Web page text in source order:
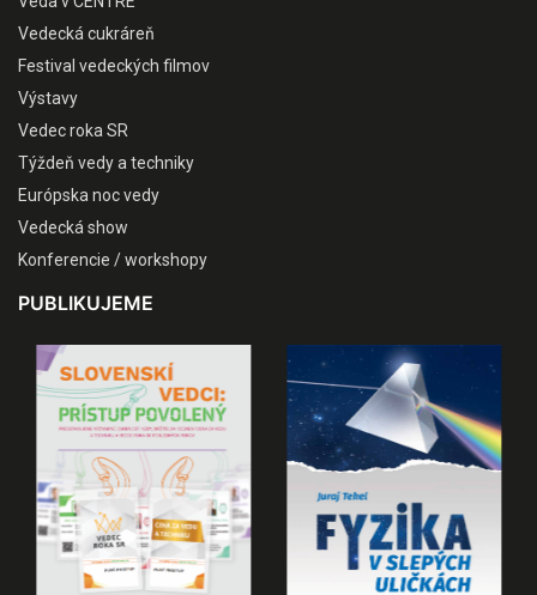
Vedecká cukráreň
Festival vedeckých filmov
Výstavy
Vedec roka SR
Týždeň vedy a techniky
Európska noc vedy
Vedecká show
Konferencie / workshopy
PUBLIKUJEME